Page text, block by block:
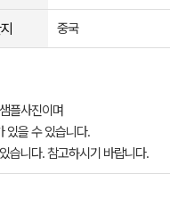
중국
플사진이며
있을 수 있습니다.
습니다. 참고하시기 바랍니다.